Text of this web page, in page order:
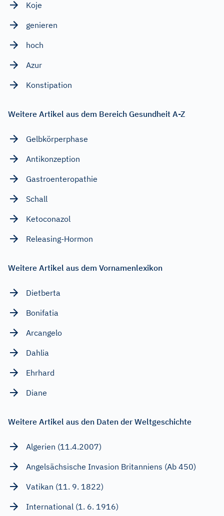
Koje
genieren
hoch
Azur
Konstipation
Weitere Artikel aus dem Bereich Gesundheit A-Z
Gelbkörperphase
Antikonzeption
Gastroenteropathie
Schall
Ketoconazol
Releasing-Hormon
Weitere Artikel aus dem Vornamenlexikon
Dietberta
Bonifatia
Arcangelo
Dahlia
Ehrhard
Diane
Weitere Artikel aus den Daten der Weltgeschichte
Algerien (11.4.2007)
Angelsächsische Invasion Britanniens (Ab 450)
Vatikan (11. 9. 1822)
International (1. 6. 1916)